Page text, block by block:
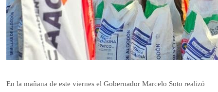
En la mañana de este viernes el Gobernador Marcelo Soto realizó